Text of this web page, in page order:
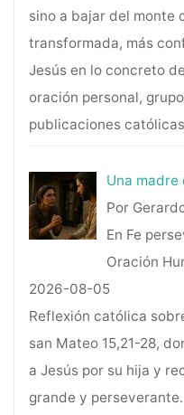
sino a bajar del monte
transformada, más
Jesús en lo concreto
oración personal,
publicaciones
Una
Por
En Fe
Oración
2026-08-05
Reflexión católica
san Mateo 15,21-28,
a Jesús por su hija y
grande y